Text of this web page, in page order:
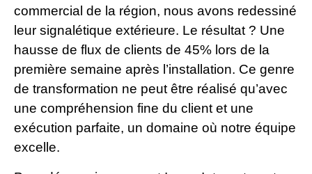
commercial de la région, nous avons redessiné
leur signalétique extérieure. Le résultat ? Une
hausse de flux de clients de 45% lors de la
première semaine après l’installation. Ce genre
de transformation ne peut être réalisé qu’avec
une compréhension fine du client et une
exécution parfaite, un domaine où notre équipe
excelle.